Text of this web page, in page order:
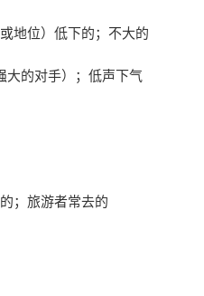
地位）低下的；不大的
大的对手）；低声下气
；旅游者常去的